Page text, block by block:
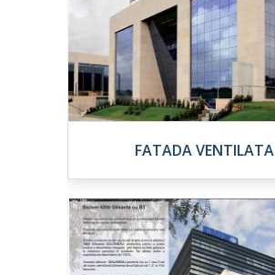
FATADA VENTILATA